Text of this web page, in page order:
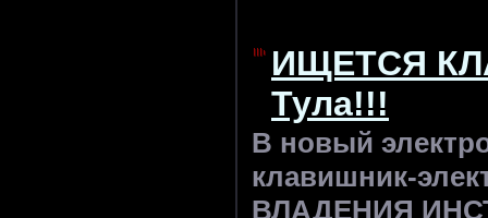
ИЩЕТСЯ
Тула!!!
В новый
клавишник-
ВЛАДЕНИЯ